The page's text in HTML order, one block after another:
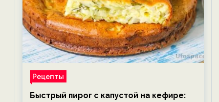
Рецепты
Быстрый пирог с капустой на кефире: